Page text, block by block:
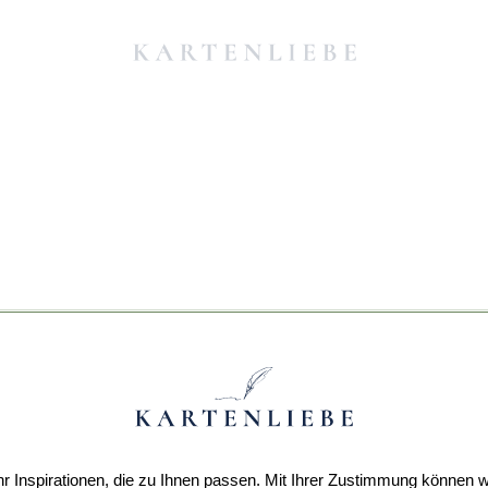
Inspirationen, die zu Ihnen passen. Mit Ihrer Zustimmung können